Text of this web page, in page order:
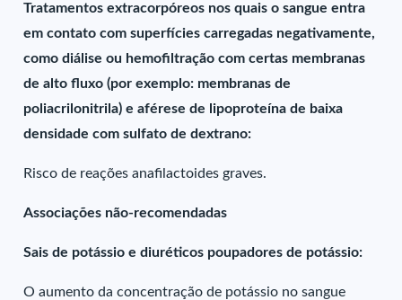
Tratamentos extracorpóreos nos quais o sangue entra
em contato com superfícies carregadas negativamente,
como diálise ou hemofiltração com certas membranas
de alto fluxo (por exemplo: membranas de
poliacrilonitrila) e aférese de lipoproteína de baixa
densidade com sulfato de dextrano:
Risco de reações anafilactoides graves.
Associações não-recomendadas
Sais de potássio e diuréticos poupadores de potássio:
O aumento da concentração de potássio no sangue